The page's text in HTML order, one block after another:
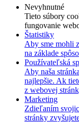
Nevyhnutné
Tieto súbory
fungovanie
Štatistiky
Aby sme mohli
na základe
Používateľská
Aby naša
najlepšie. Ak
z webovej
Marketing
Zdieľaním
stránky